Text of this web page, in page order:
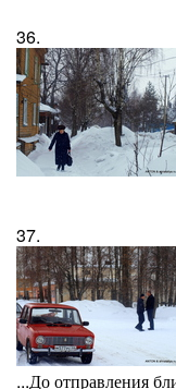
36.
37.
...До отправления